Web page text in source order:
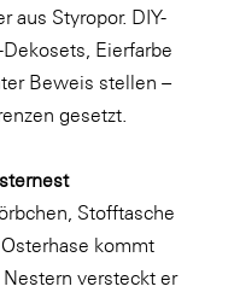
aus Styropor. DIY-
Eierfarbe
Beweis stellen –
gesetzt.
Stofftasche
kommt
versteckt er